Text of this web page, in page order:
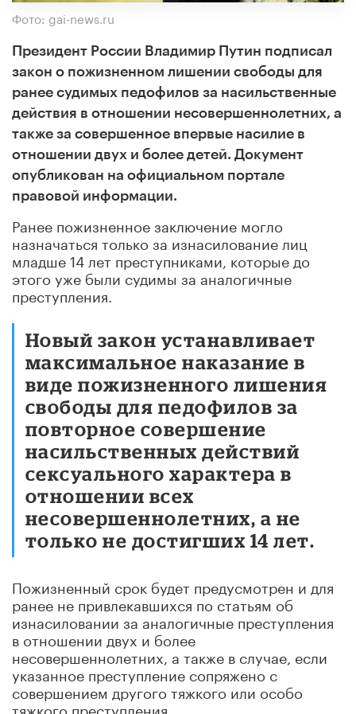
Фото: gai-news.ru
Президент России Владимир Путин подписал
закон о пожизненном лишении свободы для
ранее судимых педофилов за насильственные
действия в отношении несовершеннолетних, а
также за совершенное впервые насилие в
отношении двух и более детей. Документ
опубликован на официальном портале
правовой информации.
Ранее пожизненное заключение могло
назначаться только за изнасилование лиц
младше 14 лет преступниками, которые до
этого уже были судимы за аналогичные
преступления.
Новый закон устанавливает
максимальное наказание в
виде пожизненного лишения
свободы для педофилов за
повторное совершение
насильственных действий
сексуального характера в
отношении всех
несовершеннолетних, а не
только не достигших 14 лет.
Пожизненный срок будет предусмотрен и для
ранее не привлекавшихся по статьям об
изнасиловании за аналогичные преступления
в отношении двух и более
несовершеннолетних, а также в случае, если
указанное преступление сопряжено с
совершением другого тяжкого или особо
тяжкого преступления.